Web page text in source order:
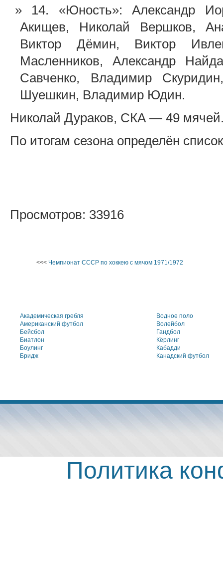
14. «Юность»: Александр
Акищев, Николай Вершков,
Виктор Дёмин, Виктор
Масленников, Александр
Савченко, Владимир
Шуешкин, Владимир Юдин.
Николай Дураков, СКА — 49
По итогам сезона определён
Просмотров: 33916
<<< Чемпионат СССР по хоккею с мячом 1971/1972
Академическая гребля
Американский футбол
Бейсбол
Биатлон
Боулинг
Бридж
Водное поло
Волейбол
Гандбол
Кёрлинг
Кабадди
Канадский футбол
Политика